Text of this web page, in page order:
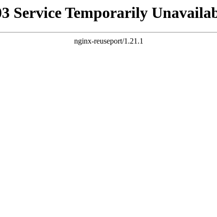
Service Temporarily
nginx-reuseport/1.21.1